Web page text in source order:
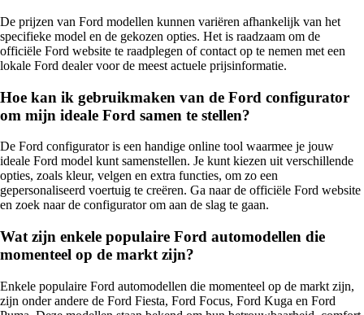
De prijzen van Ford modellen kunnen variëren afhankelijk van het
specifieke model en de gekozen opties. Het is raadzaam om de
officiële Ford website te raadplegen of contact op te nemen met een
lokale Ford dealer voor de meest actuele prijsinformatie.
Hoe kan ik gebruikmaken van de Ford configurator
om mijn ideale Ford samen te stellen?
De Ford configurator is een handige online tool waarmee je jouw
ideale Ford model kunt samenstellen. Je kunt kiezen uit verschillende
opties, zoals kleur, velgen en extra functies, om zo een
gepersonaliseerd voertuig te creëren. Ga naar de officiële Ford website
en zoek naar de configurator om aan de slag te gaan.
Wat zijn enkele populaire Ford automodellen die
momenteel op de markt zijn?
Enkele populaire Ford automodellen die momenteel op de markt zijn,
zijn onder andere de Ford Fiesta, Ford Focus, Ford Kuga en Ford